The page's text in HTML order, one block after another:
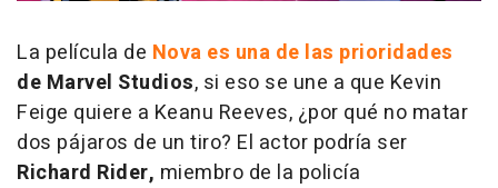
La película de Nova es una de las prioridades
de Marvel Studios, si eso se une a que Kevin
Feige quiere a Keanu Reeves, ¿por qué no matar
dos pájaros de un tiro? El actor podría ser
Richard Rider, miembro de la policía